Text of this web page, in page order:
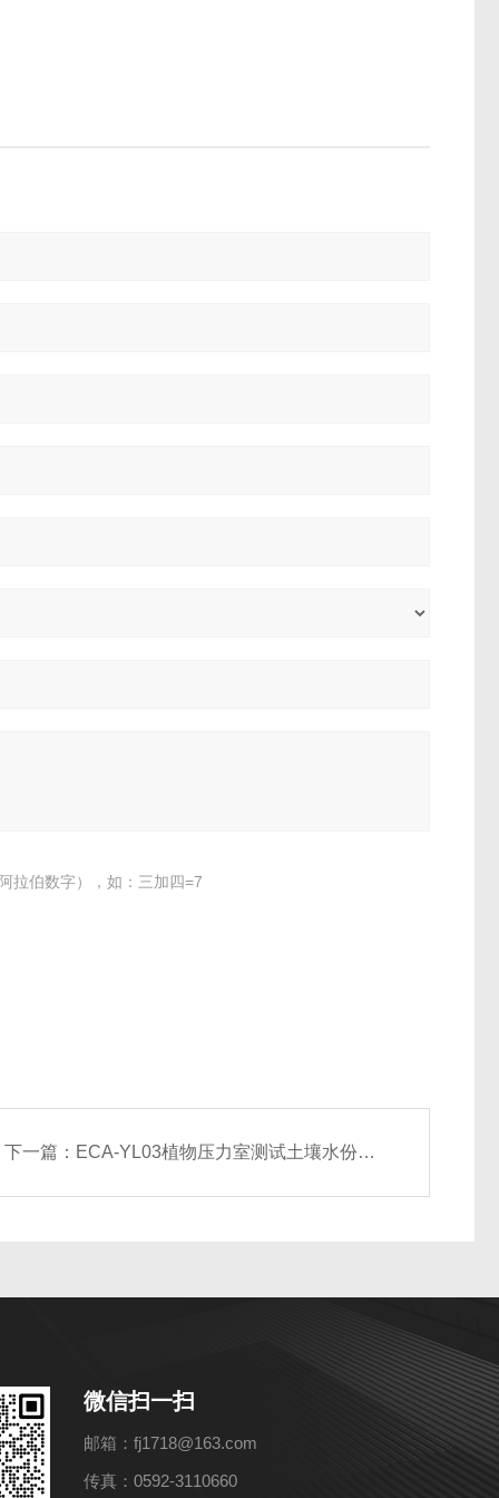
拉伯数字），如：三加四=7
下一篇： ECA-YL03植物压力室测试土壤水份条件环境影响因素植物中的水份
微信扫一扫
邮箱：fj1718@163.com
传真：0592-3110660